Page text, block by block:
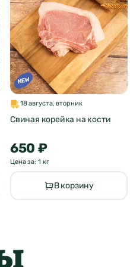
18 августа, вторник
Свиная корейка на кости
650 ₽
Цена за: 1 кг
В корзину